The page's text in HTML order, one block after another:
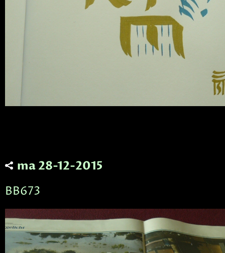
ma 28-12-2015
BB673